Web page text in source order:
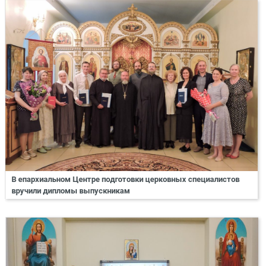
В епархиальном Центре подготовки церковных специалистов
вручили дипломы выпускникам